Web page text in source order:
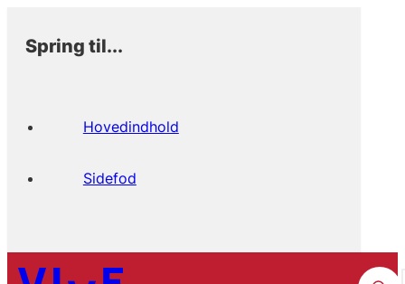
Spring til...
Hovedindhold
Sidefod